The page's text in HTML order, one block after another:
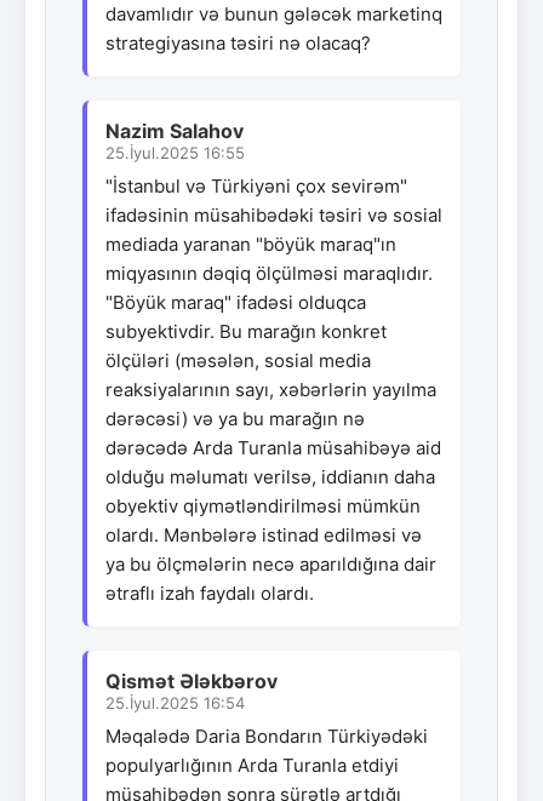
davamlıdır və bunun gələcək marketinq
strategiyasına təsiri nə olacaq?
Nazim Salahov
25.İyul.2025 16:55
"İstanbul və Türkiyəni çox sevirəm"
ifadəsinin müsahibədəki təsiri və sosial
mediada yaranan "böyük maraq"ın
miqyasının dəqiq ölçülməsi maraqlıdır.
"Böyük maraq" ifadəsi olduqca
subyektivdir. Bu marağın konkret
ölçüləri (məsələn, sosial media
reaksiyalarının sayı, xəbərlərin yayılma
dərəcəsi) və ya bu marağın nə
dərəcədə Arda Turanla müsahibəyə aid
olduğu məlumatı verilsə, iddianın daha
obyektiv qiymətləndirilməsi mümkün
olardı. Mənbələrə istinad edilməsi və
ya bu ölçmələrin necə aparıldığına dair
ətraflı izah faydalı olardı.
Qismət Ələkbərov
25.İyul.2025 16:54
Məqalədə Daria Bondarın Türkiyədəki
populyarlığının Arda Turanla etdiyi
müsahibədən sonra sürətlə artdığı